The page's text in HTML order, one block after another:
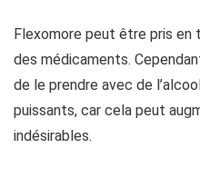
Flexomore peut être pris
des médicaments.
de le prendre avec de
puissants, car cela peut
indésirables.